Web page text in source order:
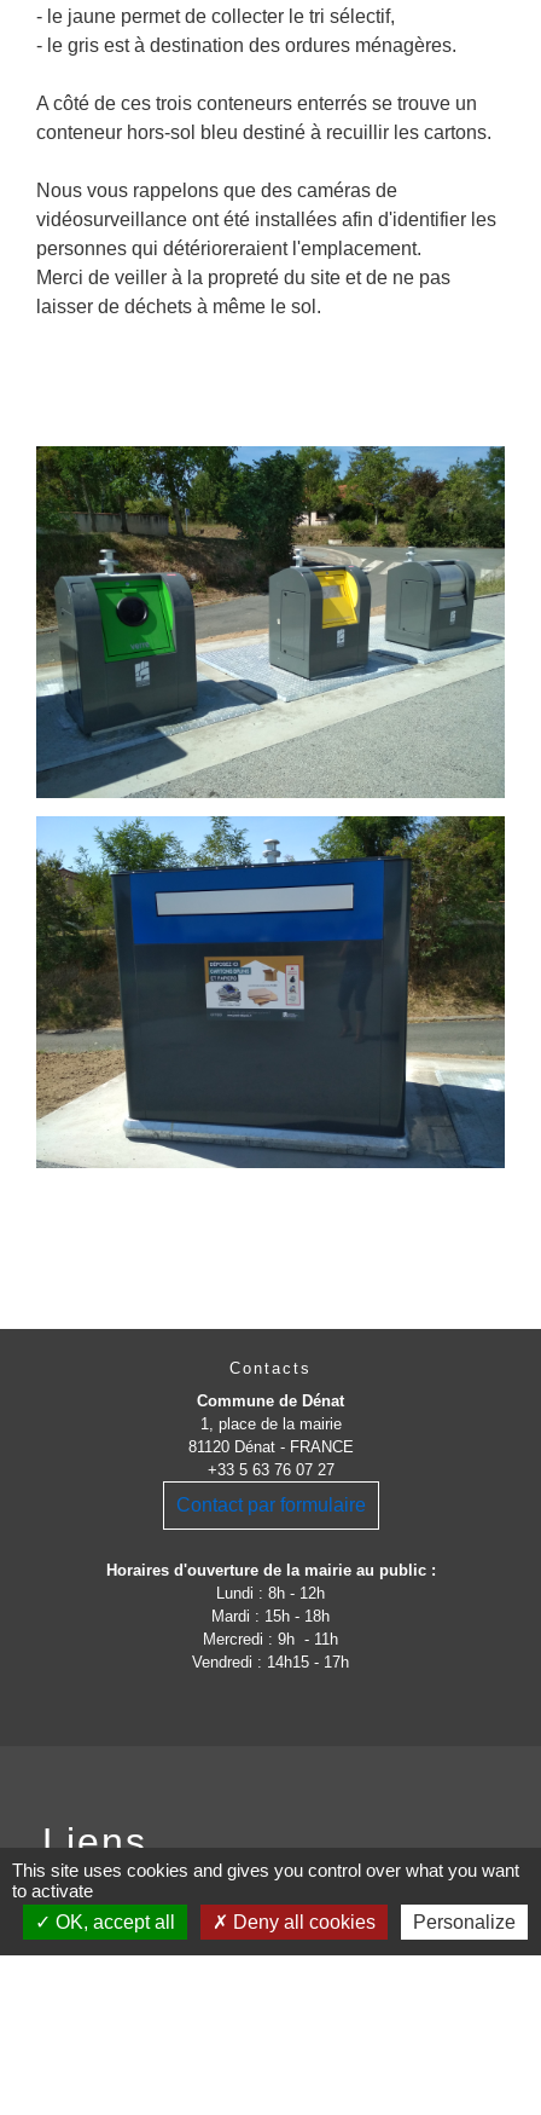
- le jaune permet de collecter le tri sélectif,
- le gris est à destination des ordures ménagères.
A côté de ces trois conteneurs enterrés se trouve un
conteneur hors-sol bleu destiné à recuillir les cartons.
Nous vous rappelons que des caméras de
vidéosurveillance ont été installées afin d'identifier les
personnes qui détérioreraient l'emplacement.
Merci de veiller à la propreté du site et de ne pas
laisser de déchets à même le sol.
Contacts
Commune de Dénat
1, place de la mairie
81120 Dénat - FRANCE
+33 5 63 76 07 27
Contact par formulaire
Horaires d'ouverture de la mairie au public :
Lundi : 8h - 12h
Mardi : 15h - 18h
Mercredi : 9h - 11h
Vendredi : 14h15 - 17h
Liens
Site de la communauté
d'Agglomération de l'Albigeois
This site uses cookies and gives you control over what you want
to activate
OK, accept all
Deny all cookies Personalize